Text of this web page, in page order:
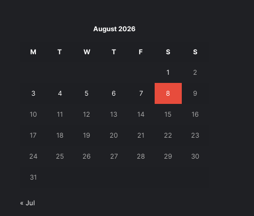
August 2026
M T W T F S S
1 2
3 4 5 6 7 8 9
10 11 12 13 14 15 16
17 18 19 20 21 22 23
24 25 26 27 28 29 30
31
« Jul